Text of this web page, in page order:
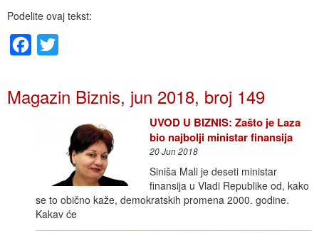
Podelite ovaj tekst:
Facebook
Magazin Biznis, jun 2018, broj 149
UVOD U BIZNIS: Zašto je Laza
bio najbolji ministar finansija
20 Jun 2018
Siniša Mali je deseti ministar
finansija u Vladi Republike od, kako
se to obično kaže, demokratskih promena 2000. godine.
Kakav će